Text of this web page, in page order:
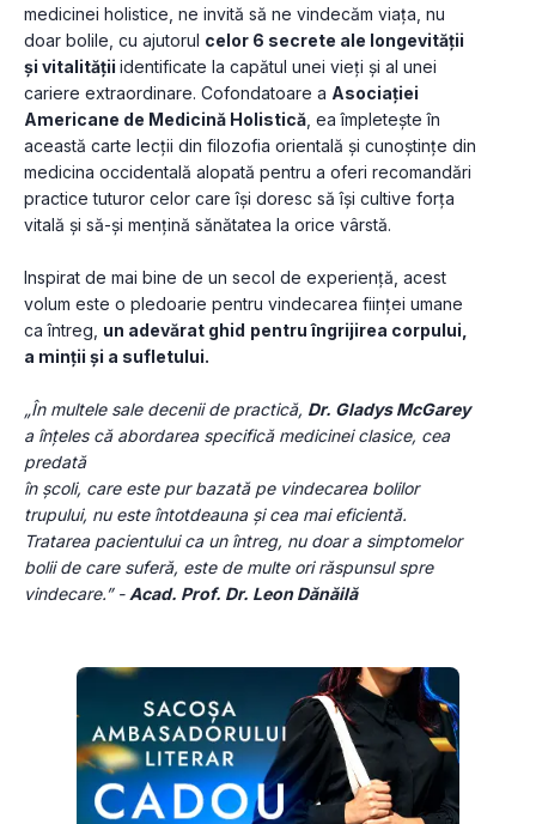
medicinei holistice, ne invită să ne vindecăm viața, nu
doar bolile, cu ajutorul celor 6 secrete ale longevității
și vitalității identificate la capătul unei vieți și al unei
cariere extraordinare. Cofondatoare a Asociației
Americane de Medicină Holistică , ea împletește în
această carte lecții din filozofia orientală și cunoștințe din
medicina occidentală alopată pentru a oferi recomandări
practice tuturor celor care își doresc să își cultive forța
vitală și să-și mențină sănătatea la orice vârstă.
Inspirat de mai bine de un secol de experiență, acest
volum este o pledoarie pentru vindecarea ființei umane
ca întreg, un adevărat ghid pentru îngrijirea corpului,
a minții și a sufletului.
„În multele sale decenii de practică, Dr. Gladys McGarey
a înțeles că abordarea specifică medicinei clasice, cea
predată
în școli, care este pur bazată pe vindecarea bolilor
trupului, nu este întotdeauna și cea mai eficientă.
Tratarea pacientului ca un întreg, nu doar a simptomelor
bolii de care suferă, este de multe ori răspunsul spre
vindecare.” - Acad. Prof. Dr. Leon Dănăilă